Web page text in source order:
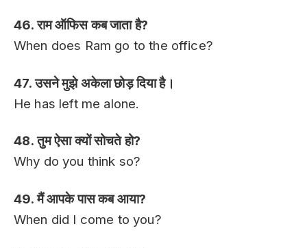
46. राम ऑफिस कब जाता है?
When does Ram go to the office?
47. उसने मुझे अकेला छोड़ दिया है।
He has left me alone.
48. तुम ऐसा क्यों सोचते हो?
Why do you think so?
49. मैं आपके पास कब आया?
When did I come to you?